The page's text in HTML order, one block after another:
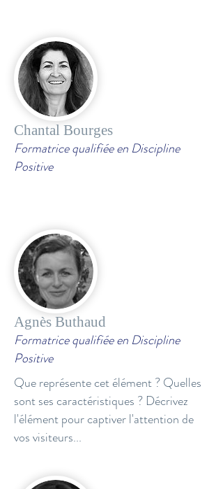
Chantal Bourges
Formatrice qualifiée en Discipline
Positive
Agnès Buthaud
Formatrice qualifiée en Discipline
Positive
Que représente cet élément ? Quelles
sont ses caractéristiques ? Décrivez
l'élément pour captiver l'attention de
vos visiteurs...